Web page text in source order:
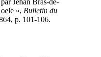
Jehan Bras-de-
», Bulletin du
p. 101-106.